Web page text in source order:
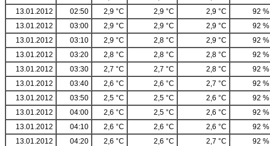
13.01.2012
02:50 2,9 °C 2,9 °C 2,9 °C
92 %
13.01.2012
03:00 2,9 °C 2,9 °C 2,9 °C
92 %
13.01.2012
03:10 2,9 °C 2,8 °C 2,9 °C
92 %
13.01.2012
03:20 2,8 °C 2,8 °C 2,8 °C
92 %
13.01.2012
03:30 2,7 °C 2,7 °C 2,8 °C
92 %
13.01.2012
03:40 2,6 °C 2,6 °C 2,7 °C
92 %
13.01.2012
03:50 2,5 °C 2,5 °C 2,6 °C
92 %
13.01.2012
04:00 2,6 °C 2,5 °C 2,6 °C
92 %
13.01.2012
04:10 2,6 °C 2,6 °C 2,6 °C
92 %
13.01.2012
04:20 2,6 °C 2,6 °C 2,7 °C
92 %